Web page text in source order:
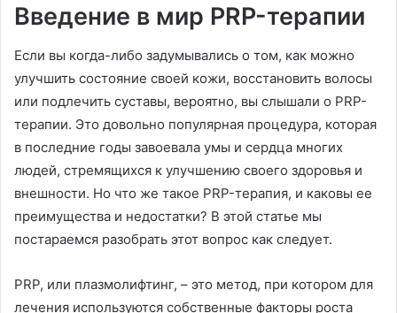
Введение в мир PRP-терапии
Если вы когда-либо задумывались о том, как можно
улучшить состояние своей кожи, восстановить волосы
или подлечить суставы, вероятно, вы слышали о PRP-
терапии. Это довольно популярная процедура, которая
в последние годы завоевала умы и сердца многих
людей, стремящихся к улучшению своего здоровья и
внешности. Но что же такое PRP-терапия, и каковы ее
преимущества и недостатки? В этой статье мы
постараемся разобрать этот вопрос как следует.
PRP, или плазмолифтинг, – это метод, при котором для
лечения используются собственные факторы роста